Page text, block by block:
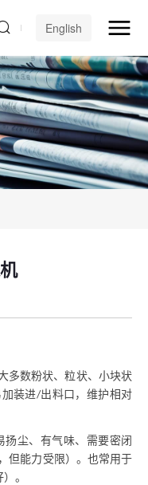
English
多数粉状、粒状、小块状
装进/出料口，维护相对
扬尘、有气味、需要密闭
但能力受限）。也常用于
。